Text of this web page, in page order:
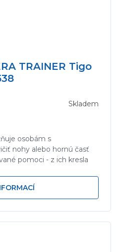
TRAINER Tigo
Skladem
osobám s
nohy alebo hornú časť
pomoci - z ich kresla